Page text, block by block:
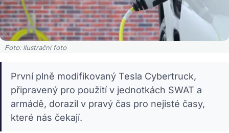
Foto: Ilustrační foto
První plně modifikovaný Tesla Cybertruck,
připravený pro použití v jednotkách SWAT a
armádě, dorazil v pravý čas pro nejisté časy,
které nás čekají.